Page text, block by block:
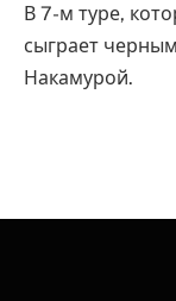
В 7-м туре,
сыграет
Накамурой.